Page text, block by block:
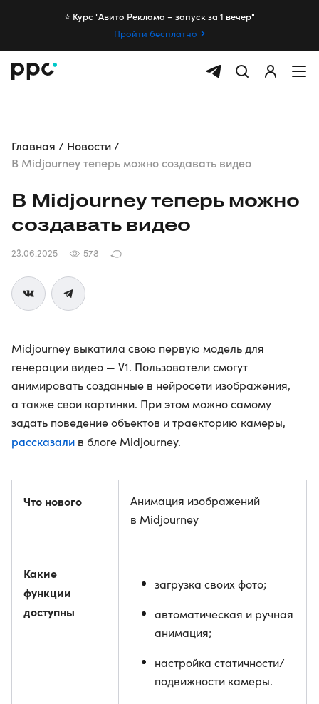
⭐️ Курс "Авито Реклама – запуск за 1 вечер"
Пройти бесплатно
Главная
Новости
В Midjourney теперь можно создавать видео
В Midjourney теперь можно
создавать видео
23.06.2025 578
Midjourney выкатила свою первую модель для
генерации видео — V1. Пользователи смогут
анимировать созданные в нейросети изображения,
а также свои картинки. При этом можно самому
задать поведение объектов и траекторию камеры,
рассказали в блоге Midjourney.
Что нового
Анимация изображений
в Midjourney
Какие
функции
доступны
загрузка своих фото;
автоматическая и ручная
анимация;
настройка статичности/
подвижности камеры.